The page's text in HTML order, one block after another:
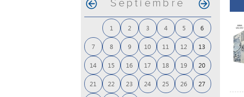
Septiembre
1 2 3 4 5 6
7 8 9 10 11 12 13
14 15 16 17 18 19 20
21 22 23 24 25 26 27